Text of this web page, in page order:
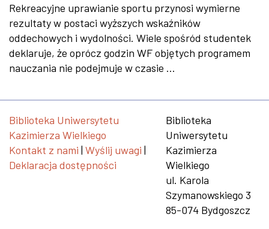
Rekreacyjne uprawianie sportu przynosi wymierne
rezultaty w postaci wyższych wskaźników
oddechowych i wydolności. Wiele spośród studentek
deklaruje, że oprócz godzin WF objętych programem
nauczania nie podejmuje w czasie ...
Biblioteka Uniwersytetu
Kazimierza Wielkiego
Kontakt z nami | Wyślij uwagi |
Deklaracja dostępności
Biblioteka
Uniwersytetu
Kazimierza
Wielkiego
ul. Karola
Szymanowskiego 3
85-074 Bydgoszcz